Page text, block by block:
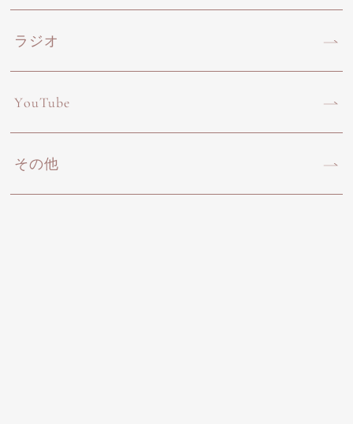
ラジオ
YouTube
その他